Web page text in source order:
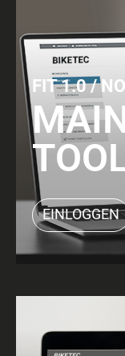
FIT 1.0 /
EINLOGGEN